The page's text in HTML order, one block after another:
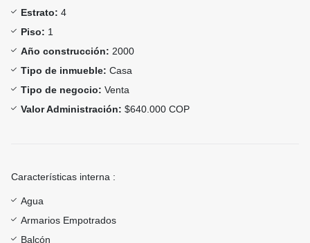
Estrato: 4
Piso: 1
Año construcción: 2000
Tipo de inmueble: Casa
Tipo de negocio: Venta
Valor Administración: $640.000 COP
Características interna :
Agua
Armarios Empotrados
Balcón